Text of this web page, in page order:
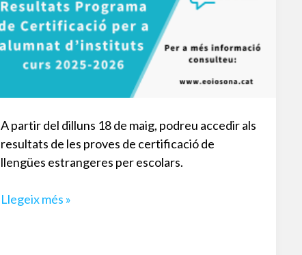
A partir del dilluns 18 de maig, podreu accedir als
resultats de les proves de certificació de
llengües estrangeres per escolars.
Programa
Llegeix més »